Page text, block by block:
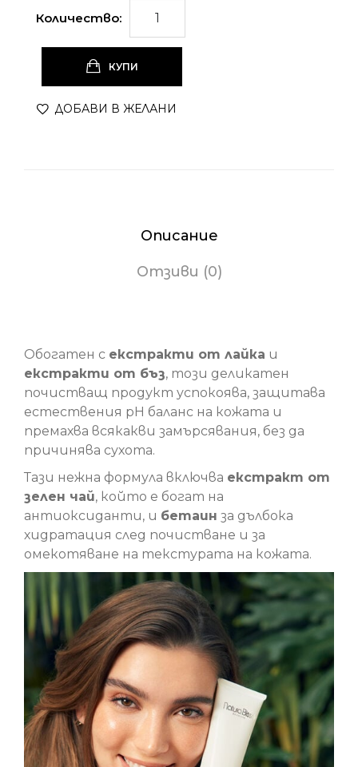
Количество:
КУПИ
ДОБАВИ В ЖЕЛАНИ
Описание
Отзиви (0)
Обогатен с екстракти от лайка и
екстракти от бъз, този деликатен
почистващ продукт успокоява, защитава
естествения pH баланс на кожата и
премахва всякакви замърсявания, без да
причинява сухота.
Тази нежна формула включва екстракт от
зелен чай, който е богат на
антиоксиданти, и бетаин за дълбока
хидратация след почистване и за
омекотяване на текстурата на кожата.